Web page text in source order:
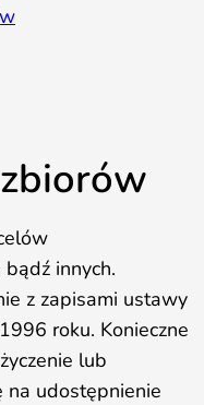
innych.
z zapisami ustawy
roku. Konieczne
lub
udostępnienie